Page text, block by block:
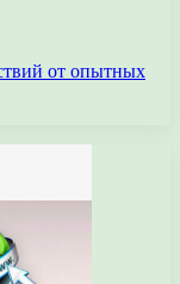
от опытных